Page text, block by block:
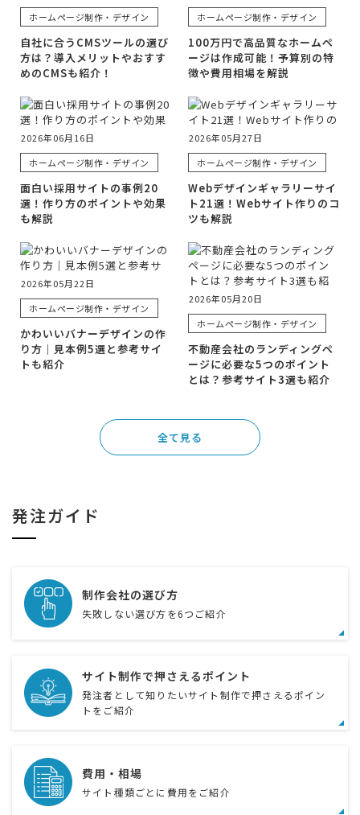
ホームページ制作・デザイン
自社に合うCMSツールの選び
方は？導入メリットやおすす
めのCMSも紹介！
ホームページ制作・デザイン
100万円で高品質なホームペ
ージは作成可能！予算別の特
徴や費用相場を解説
2026年06月16日
ホームページ制作・デザイン
面白い採用サイトの事例20
選！作り方のポイントや効果
も解説
2026年05月27日
ホームページ制作・デザイン
Webデザインギャラリーサイ
ト21選！Webサイト作りのコ
ツも解説
2026年05月22日
ホームページ制作・デザイン
かわいいバナーデザインの作
り方｜見本例5選と参考サイ
トも紹介
2026年05月20日
ホームページ制作・デザイン
不動産会社のランディングペ
ージに必要な5つのポイント
とは？参考サイト3選も紹介
全て見る
発注ガイド
制作会社の選び方
失敗しない選び方を6つご紹介
サイト制作で押さえるポイント
発注者として知りたいサイト制作で押さえるポイン
トをご紹介
費用・相場
サイト種類ごとに費用をご紹介